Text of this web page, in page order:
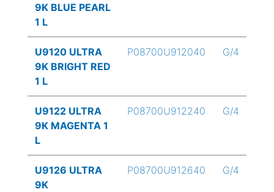
9K BLUE PEARL
1 L
U9120 ULTRA
9K BRIGHT RED
1 L
P08700U912040 G/4
U9122 ULTRA
9K MAGENTA 1
L
P08700U912240 G/4
U9126 ULTRA
9K
P08700U912640 G/4